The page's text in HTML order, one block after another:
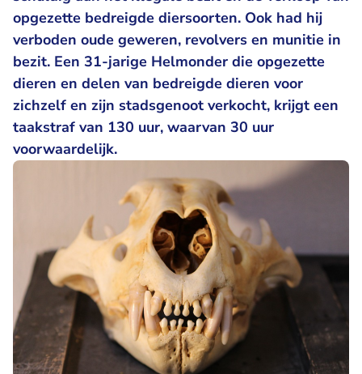
opgezette bedreigde diersoorten. Ook had hij
verboden oude geweren, revolvers en munitie in
bezit. Een 31-jarige Helmonder die opgezette
dieren en delen van bedreigde dieren voor
zichzelf en zijn stadsgenoot verkocht, krijgt een
taakstraf van 130 uur, waarvan 30 uur
voorwaardelijk.